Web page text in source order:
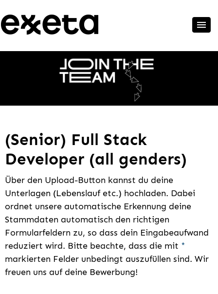
(Senior) Full Stack
Developer (all genders)
Über den Upload-Button kannst du deine
Unterlagen (Lebenslauf etc.) hochladen. Dabei
ordnet unsere automatische Erkennung deine
Stammdaten automatisch den richtigen
Formularfeldern zu, so dass dein Eingabeaufwand
reduziert wird. Bitte beachte, dass die mit *
markierten Felder unbedingt auszufüllen sind. Wir
freuen uns auf deine Bewerbung!